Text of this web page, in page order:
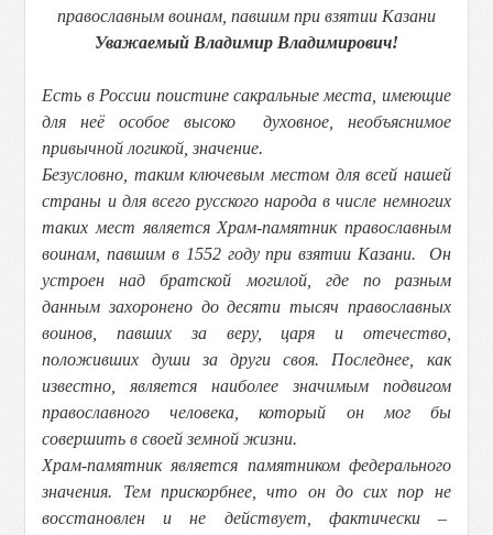
православным воинам, павшим при взятии Казани
Уважаемый Владимир Владимирович!
Есть в России поистине сакральные места, имеющие
для неё особое высоко духовное, необъяснимое
привычной логикой, значение.
Безусловно, таким ключевым местом для всей нашей
страны и для всего русского народа в числе немногих
таких мест является Храм-памятник православным
воинам, павшим в 1552 году при взятии Казани. Он
устроен над братской могилой, где по разным
данным захоронено до десяти тысяч православных
воинов, павших за веру, царя и отечество,
положивших души за други своя. Последнее, как
известно, является наиболее значимым подвигом
православного человека, который он мог бы
совершить в своей земной жизни.
Храм-памятник является памятником федерального
значения. Тем прискорбнее, что он до сих пор не
восстановлен и не действует, фактически –